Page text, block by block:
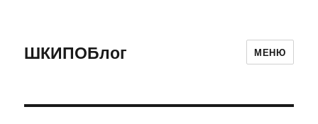
ШКИПОБлог МЕНЮ